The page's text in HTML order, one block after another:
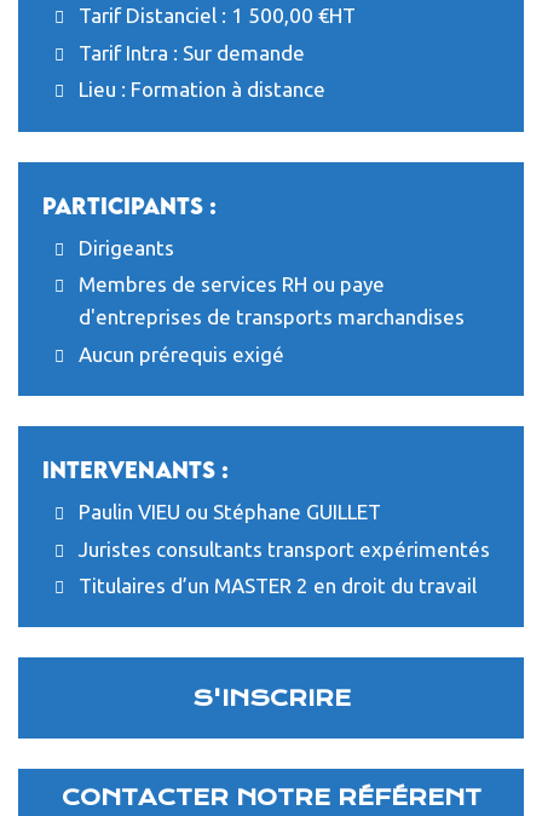
Tarif Distanciel : 1 500,00 €HT
Tarif Intra : Sur demande
Lieu : Formation à distance
Participants :
Dirigeants
Membres de services RH ou paye
d'entreprises de transports marchandises
Aucun prérequis exigé
Intervenants :
Paulin VIEU ou Stéphane GUILLET
Juristes consultants transport expérimentés
Titulaires d’un MASTER 2 en droit du travail
S'INSCRIRE
CONTACTER NOTRE RÉFÉRENT